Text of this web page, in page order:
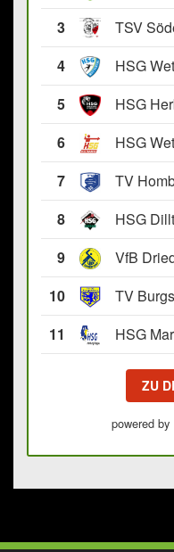
3
TSV
4
HSG
5
6
7
TV
8
HSG
9
VfB
10
TV
11
HSG
ZU
powered by